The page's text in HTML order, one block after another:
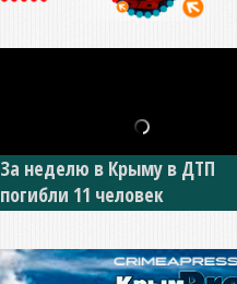
В Джанкое водитель ВАЗа
сбил двух детей на «зебре»